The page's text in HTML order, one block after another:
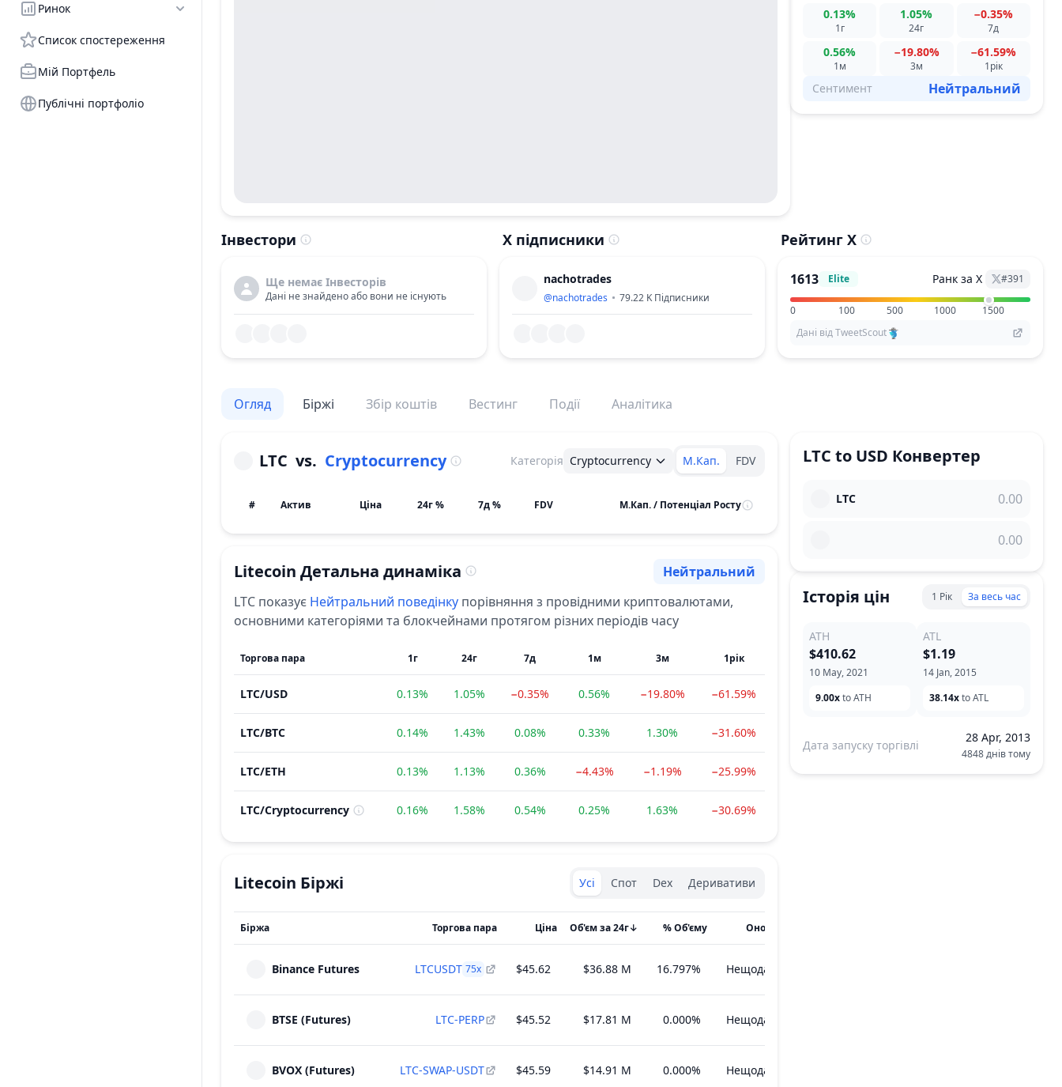
Ринок
Список спостереження
Мій Портфель
Публічні портфоліо
1г
0.13%
24г
1.05%
7д
−0.35%
1м
0.56%
3м
−19.80%
1рік
−61.59%
Сентимент Нейтральний
Інвестори
Ще немає Інвесторів
Дані не знайдено або вони не існують
X підписники
nachotrades
@nachotrades 79.22 K Підписники
Рейтинг X
1613 Elite Ранк за X #391
0 100 500 1000
1500
Дані від TweetScout
Огляд Біржі Збір коштів Вестинг Події Аналітика
LTC vs. Cryptocurrency Категорія Cryptocurrency М.Кап. FDV
# Актив Ціна 24г % 7д % FDV М.Кап. / Потенціал Росту
Litecoin Детальна динаміка Сентимент
Нейтральний
LTC показує Нейтральний поведінку порівняння з провідними криптовалютами,
основними категоріями та блокчейнами протягом різних періодів часу
Торгова пара 1г 24г 7д 1м 3м 1рік
LTC/USD 0.13% 1.05% −0.35% 0.56% −19.80% −61.59%
LTC/BTC 0.14% 1.43% 0.08% 0.33% 1.30% −31.60%
LTC/ETH 0.13% 1.13% 0.36% −4.43% −1.19% −25.99%
LTC/Cryptocurrency 0.16% 1.58% 0.54% 0.25% 1.63% −30.69%
LTC to USD Конвертер
LTC
Історія цін 1 Рік За весь час
ATH
10 May, 2021
$410.62
9.00xto ATH
ATL
14 Jan, 2015
$1.19
38.14xto ATL
Дата запуску торгівлі
28 Apr, 2013
4848 днів тому
Litecoin Біржі Exchanges type
Усі Спот Dex Деривативи
Біржа Торгова пара Ціна ↓
Об'єм за 24г % Об'єму Оновлено
Binance Futures LTCUSDT 75x $45.62 $36.88 M 16.797% Нещодавно
BTSE (Futures) LTC-PERP $45.52 $17.81 M 0.000% Нещодавно
BVOX (Futures) LTC-SWAP-USDT $45.59 $14.91 M 0.000% Нещодавно